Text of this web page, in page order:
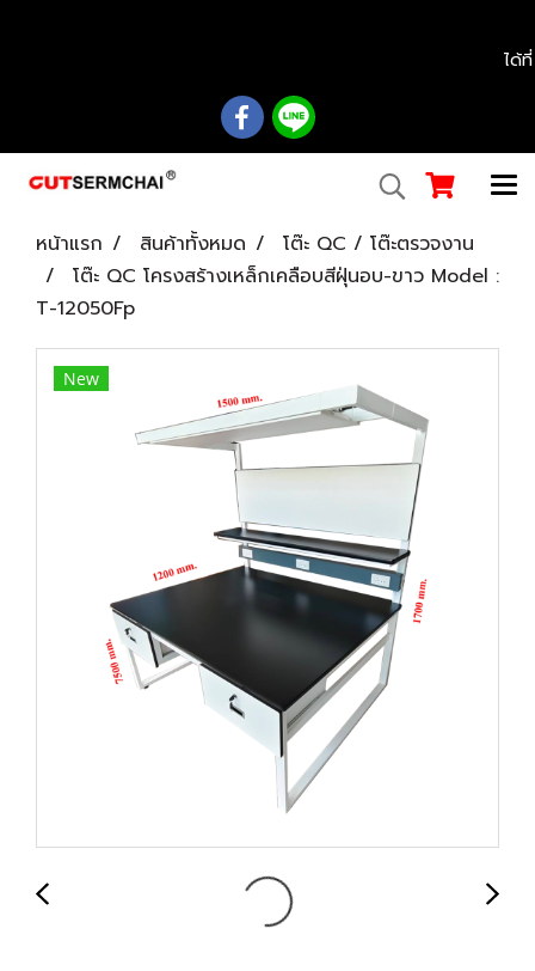
ได้
หน้าแรก สินค้าทั้งหมด
โต๊ะ QC / โต๊ะตรวจงาน
โต๊ะ QC โครงสร้างเหล็กเคลือบสีฝุ่นอบ-ขาว Model :
T-12050Fp
New